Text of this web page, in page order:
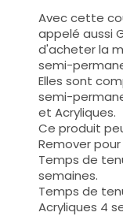
Avec cette
appelé aussi
d'acheter la
semi-
Elles sont
semi-
et Acryliques.
Ce produit
Remover
Temps de
semaines.
Temps de
Acryliques 4